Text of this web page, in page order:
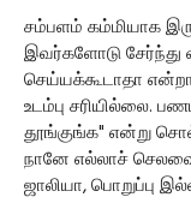
சம்பளம் கம்மியாக
இவர்களோடு
செய்யக்கூடாதா
உடம்பு சரியில்லை.
தூங்குங்க" என்று
நானே எல்லாச்
ஜாலியா, பொறுப்பு